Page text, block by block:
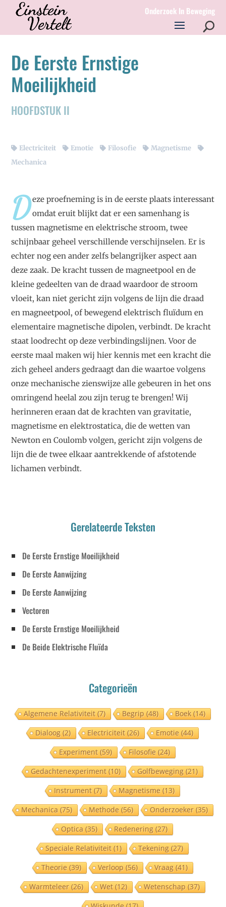
Onderzoek In Beweging
De Eerste Ernstige
Moeilijkheid
HOOFDSTUK II
Electriciteit Emotie Filosofie
Magnetisme
Mechanica
Deze proefneming is in de eerste plaats interessant
omdat eruit blijkt dat er een samenhang is
tussen magnetisme en elektrische stroom, twee
schijnbaar geheel verschillende verschijnselen. Er is
echter nog een ander zelfs belangrijker aspect aan
deze zaak. De kracht tussen de magneetpool en de
kleine gedeelten van de draad waardoor de stroom
vloeit, kan niet gericht zijn volgens de lijn die draad
en magneetpool, of bewegend elektrisch fluïdum en
elementaire magnetische dipolen, verbindt. De kracht
staat loodrecht op deze verbindingslijnen. Voor de
eerste maal maken wij hier kennis met een kracht die
zich geheel anders gedraagt dan die waartoe volgens
onze mechanische zienswijze alle gebeuren in het ons
omringend heelal zou zijn terug te brengen! Wij
herinneren eraan dat de krachten van gravitatie,
magnetisme en elektrostatica, die de wetten van
Newton en Coulomb volgen, gericht zijn volgens de
lijn die de twee elkaar aantrekkende of afstotende
lichamen verbindt.
Gerelateerde Teksten
De Eerste Ernstige Moeilijkheid
De Eerste Aanwijzing
De Eerste Aanwijzing
Vectoren
De Eerste Ernstige Moeilijkheid
De Beide Elektrische Fluïda
Categorieën
Algemene Relativiteit(7) Begrip(48) Boek(14)
Dialoog(2) Electriciteit(26) Emotie (44)
Experiment(59) Filosofie(24)
Gedachtenexperiment(10) Golfbeweging(21)
Instrument(7) Magnetisme (13)
Mechanica(75) Methode(56) Onderzoeker(35)
Optica (35) Redenering(27)
Speciale Relativiteit(1) Tekening(27)
Theorie(39) Verloop(56) Vraag(41)
Warmteleer(26) Wet(12) Wetenschap(37)